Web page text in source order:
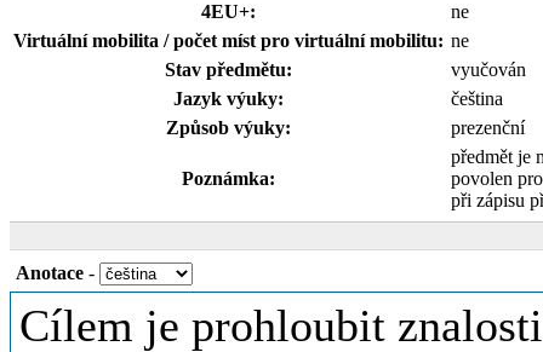
4EU+:
ne
Virtuální mobilita / počet míst pro virtuální mobilitu: ne
Stav předmětu:
vyučován
Jazyk výuky:
čeština
Způsob výuky:
prezenční
Poznámka:
předmět je
povolen
při zápisu
Anotace -
Cílem je prohloubit